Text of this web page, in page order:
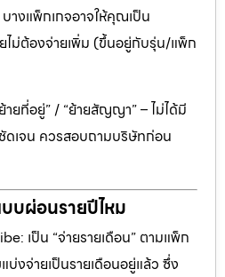
งแพ็กเกจอาจให้คุณเป็น
ยไม่ต้องจ่ายเพิ่ม (ขึ้นอยู่กับรุ่น/แพ็ก
ายที่อยู่” / “ย้ายสัญญา” – ไม่ได้มี
ดเจน ควรสอบถามบริษัทก่อน
บผ่อนรายปีไหม
เป็น “จ่ายรายเดือน” ตามแพ็ก
บ่งจ่ายเป็นรายเดือนอยู่แล้ว ซึ่ง